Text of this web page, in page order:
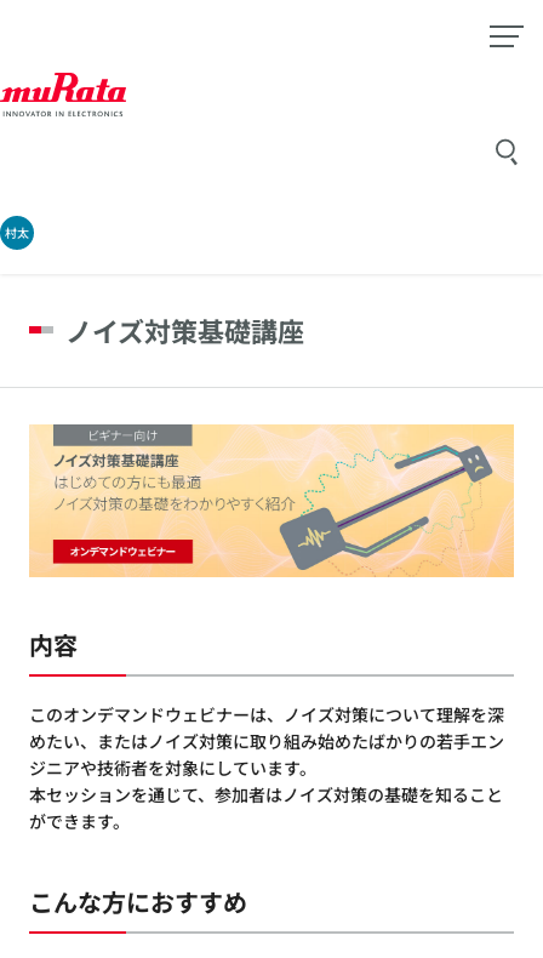
村太
ノイズ対策基礎講座
内容
このオンデマンドウェビナーは、ノイズ対策について理解を深
めたい、またはノイズ対策に取り組み始めたばかりの若手エン
ジニアや技術者を対象にしています。
本セッションを通じて、参加者はノイズ対策の基礎を知ること
ができます。
こんな方におすすめ